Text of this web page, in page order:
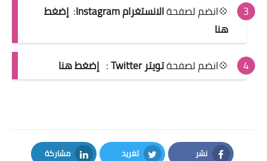
💠انضم لصفحةالانستغرام Instagram : إضغط
هنا
💠انضم لصفحةتويتر Twitter : إضغط هنا
نشر تغريد مشاركة